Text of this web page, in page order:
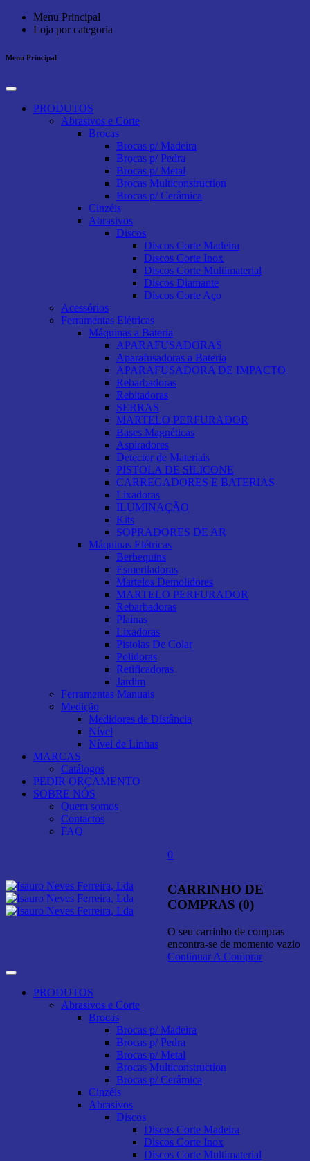
Menu Principal
Loja por categoria
Menu Principal
PRODUTOS
Abrasivos e Corte
Brocas
Brocas p/ Madeira
Brocas p/ Pedra
Brocas p/ Metal
Brocas Multiconstruction
Brocas p/ Cerâmica
Cinzéis
Abrasivos
Discos
Discos Corte Madeira
Discos Corte Inox
Discos Corte Multimaterial
Discos Diamante
Discos Corte Aço
Acessórios
Ferramentas Elétricas
Máquinas a Bateria
APARAFUSADORAS
Aparafusadoras a Bateria
APARAFUSADORA DE IMPACTO
Rebarbadoras
Rebitadoras
SERRAS
MARTELO PERFURADOR
Bases Magnéticas
Aspiradores
Detector de Materiais
PISTOLA DE SILICONE
CARREGADORES E BATERIAS
Lixadoras
ILUMINAÇÃO
Kits
SOPRADORES DE AR
Máquinas Elétricas
Berbequins
Esmeriladoras
Martelos Demolidores
MARTELO PERFURADOR
Rebarbadoras
Plainas
Lixadoras
Pistolas De Colar
Polidoras
Retificadoras
Jardim
Ferramentas Manuais
Medição
Medidores de Distância
Nível
Nível de Linhas
MARCAS
Catálogos
PEDIR ORÇAMENTO
SOBRE NÓS
Quem somos
Contactos
FAQ
0
CARRINHO DE
COMPRAS (0)
O seu carrinho de compras
encontra-se de momento vazio
Continuar A Comprar
PRODUTOS
Abrasivos e Corte
Brocas
Brocas p/ Madeira
Brocas p/ Pedra
Brocas p/ Metal
Brocas Multiconstruction
Brocas p/ Cerâmica
Cinzéis
Abrasivos
Discos
Discos Corte Madeira
Discos Corte Inox
Discos Corte Multimaterial